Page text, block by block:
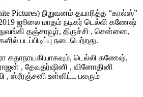
Pictures) நிறுவனம் தயாரித்த “கால்ஸ்”
ஜூலை மாதம் நடிகர் டெல்லி கணேஷ்
தஞ்சாவூர், திருச்சி , சென்னை,
படப்பிடிப்பு நடைபெற்றது.
கதாநாயகியாகவும், டெல்லி கணேஷ்,
, தேவதர்ஷினி , வினோதினி
, ஸ்ரீரஞ்சனி உள்ளிட்ட பலரும்